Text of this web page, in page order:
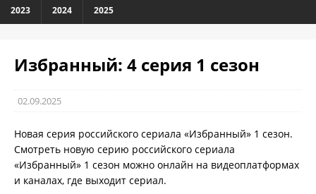
2023 2024 2025
Избранный: 4 серия 1 сезон
02.09.2025
Новая серия российского сериала «Избранный» 1 сезон.
Смотреть новую серию российского сериала
«Избранный» 1 сезон можно онлайн на видеоплатформах
и каналах, где выходит сериал.